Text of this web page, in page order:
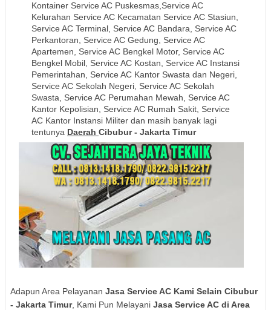
Kontainer Service AC Puskesmas,Service AC
Kelurahan Service AC Kecamatan Service AC Stasiun,
Service AC Terminal, Service AC Bandara, Service AC
Perkantoran, Service AC Gedung, Service AC
Apartemen, Service AC Bengkel Motor, Service AC
Bengkel Mobil, Service AC Kostan, Service AC Instansi
Pemerintahan, Service AC Kantor Swasta dan Negeri,
Service AC Sekolah Negeri, Service AC Sekolah
Swasta, Service AC Perumahan Mewah, Service AC
Kantor Kepolisian, Service AC Rumah Sakit, Service
AC Kantor Instansi Militer dan masih banyak lagi
tentunya Daerah Cibubur - Jakarta Timur
Adapun Area Pelayanan Jasa Service AC Kami Selain Cibubur
- Jakarta Timur, Kami Pun Melayani Jasa Service AC di Area